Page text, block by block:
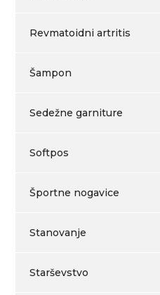
Revmatoidni artritis
Šampon
Sedežne garniture
Softpos
Športne nogavice
Stanovanje
Starševstvo